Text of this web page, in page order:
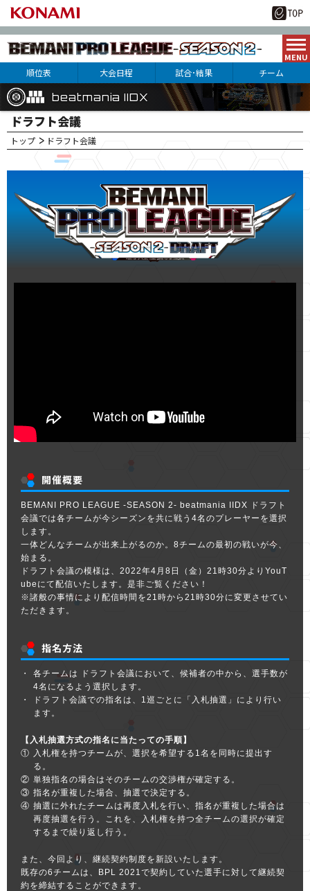
順位表 大会日程 試合･結果
beatmania IIDX
10月15日(土)
チーム
beatmania IIDX
beatmania IIDX
ドラフト会議
トップ ドラフト会議
開催概要
BEMANI PRO LEAGUE -SEASON 2- beatmania IIDX ドラフト
会議では各チームが今シーズンを共に戦う4名のプレーヤーを選択
します。
一体どんなチームが出来上がるのか。8チームの最初の戦いが今、
始まる。
ドラフト会議の模様は、2022年4月8日（金）21時30分よりYouT
ubeにて配信いたします。是非ご覧ください！
※諸般の事情により配信時間を21時から21時30分に変更させてい
ただきます。
指名方法
各チームは ドラフト会議において、候補者の中から、選手数が
4名になるよう選択します。
ドラフト会議での指名は、1巡ごとに「入札抽選」により行い
ます。
【入札抽選方式の指名に当たっての手順】
入札権を持つチームが、選択を希望する1名を同時に提出す
る。
単独指名の場合はそのチームの交渉権が確定する。
指名が重複した場合、抽選で決定する。
抽選に外れたチームは再度入札を行い、指名が重複した場合は
再度抽選を行う。これを、入札権を持つ全チームの選択が確定
するまで繰り返し行う。
また、今回より、継続契約制度を新設いたします。
既存の6チームは、BPL 2021で契約していた選手に対して継続契
約を締結することができます。